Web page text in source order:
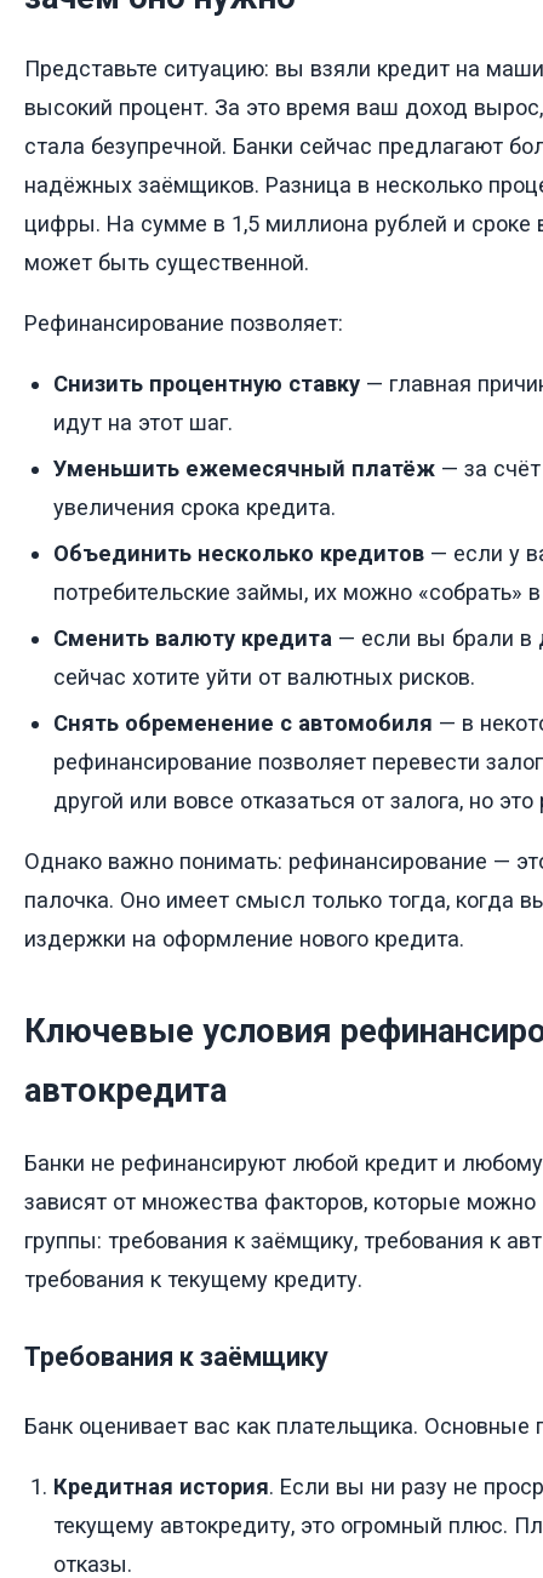
Представьте ситуацию: вы взяли кредит на
высокий процент. За это время ваш доход
стала безупречной. Банки сейчас предлагают
надёжных заёмщиков. Разница в несколько
цифры. На сумме в 1,5 миллиона рублей и сроке
может быть существенной.
Рефинансирование позволяет:
Снизить процентную ставку — главная
идут на этот шаг.
Уменьшить ежемесячный платёж — за
увеличения срока кредита.
Объединить несколько кредитов — если у
потребительские займы, их можно «собрать»
Сменить валюту кредита — если вы брали в
сейчас хотите уйти от валютных рисков.
Снять обременение с автомобиля — в
рефинансирование позволяет перевести
другой или вовсе отказаться от залога, но это
Однако важно понимать: рефинансирование —
палочка. Оно имеет смысл только тогда, когда
издержки на оформление нового кредита.
Ключевые условия
автокредита
Банки не рефинансируют любой кредит и
зависят от множества факторов, которые можно
группы: требования к заёмщику, требования к
требования к текущему кредиту.
Требования к заёмщику
Банк оценивает вас как плательщика. Основные
Кредитная история. Если вы ни разу не
текущему автокредиту, это огромный плюс.
отказы.